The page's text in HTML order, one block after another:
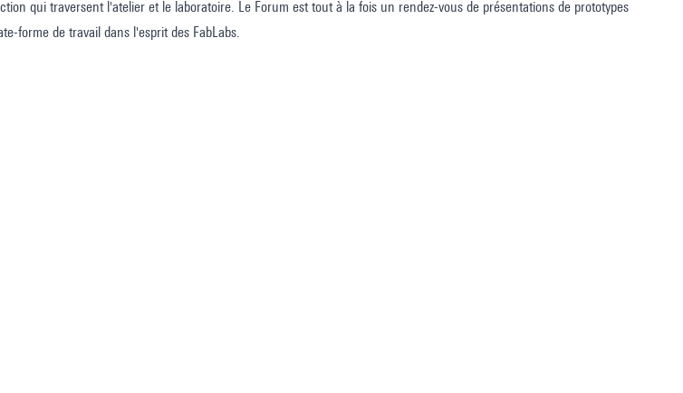
qui traversent l'atelier et le laboratoire. Le Forum est tout à la fois un rendez-vous de présentations de prototypes
forme de travail dans l'esprit des FabLabs.